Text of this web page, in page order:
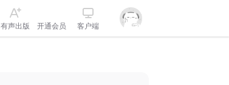
有声出版 开通会员 客户端